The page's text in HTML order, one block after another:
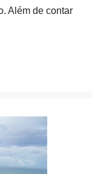
Além de contar